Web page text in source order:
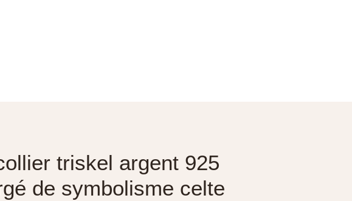
triskel argent 925
de symbolisme celte